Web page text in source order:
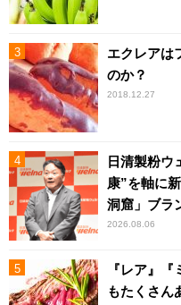
エクレアは
のか？
2018.12.27
日清製粉ウ
康”を軸に
洞窟」ブラ
2026.08.06
『レア』
もたくさん